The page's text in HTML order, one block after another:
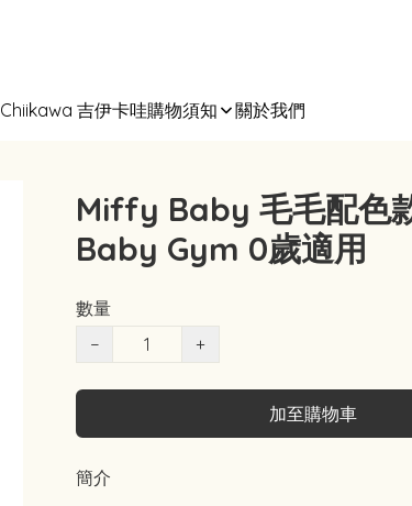
Chiikawa 吉伊卡哇購物須知 關於我們
Miffy Baby 毛毛配色
Baby Gym 0歲適用
數量
−
+
加至購物車
簡介